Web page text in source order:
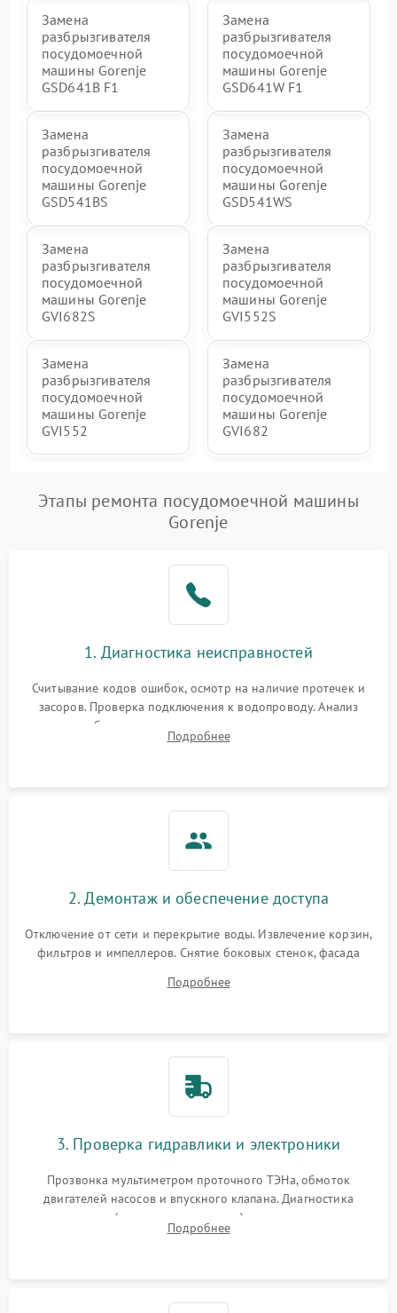
Замена
разбрызгивателя
посудомоечной
машины Gorenje
GSD641B F1
Замена
разбрызгивателя
посудомоечной
машины Gorenje
GSD641W F1
Замена
разбрызгивателя
посудомоечной
машины Gorenje
GSD541BS
Замена
разбрызгивателя
посудомоечной
машины Gorenje
GSD541WS
Замена
разбрызгивателя
посудомоечной
машины Gorenje
GVI682S
Замена
разбрызгивателя
посудомоечной
машины Gorenje
GVI552S
Замена
разбрызгивателя
посудомоечной
машины Gorenje
GVI552
Замена
разбрызгивателя
посудомоечной
машины Gorenje
GVI682
Этапы ремонта посудомоечной машины
Gorenje
1. Диагностика неисправностей
Считывание кодов ошибок, осмотр на наличие протечек и
засоров. Проверка подключения к водопроводу. Анализ
жалоб на отсутствие слива, нагрева, вращения
разбрызгивателей или срабатывание системы защиты
Подробнее
2. Демонтаж и обеспечение доступа
Отключение от сети и перекрытие воды. Извлечение корзин,
фильтров и импеллеров. Снятие боковых стенок, фасада
циркуляционному насосу, ТЭНу и сливной помпе.
Подробнее
3. Проверка гидравлики и электроники
Прозвонка мультиметром проточного ТЭНа, обмоток
двигателей насосов и впускного клапана. Диагностика
прессостата (датчика уровня воды), датчика мутности,
концевика дверцы и электронного модуля управления.
Подробнее